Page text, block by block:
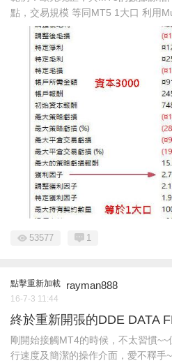
點，交易規模 等同MT5 1大口 利用
53577 1
點擊重新加載 rayman888
16-7-3 11:44
終於重新開張的DDE DATA
剛開始接觸MT4的時候，不太習慣
行速度及簡潔的操作介面，愛不釋手~